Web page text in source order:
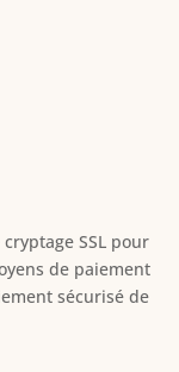
SSL pour
de paiement
sécurisé de